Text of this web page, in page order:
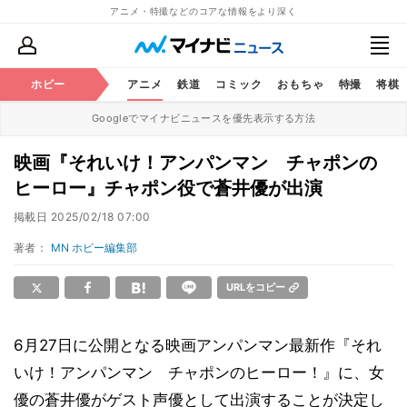
アニメ・特撮などのコアな情報をより深く
ホビー アニメ 鉄道 コミック おもちゃ 特撮 将棋
Googleでマイナビニュースを優先表示する方法
映画『それいけ！アンパンマン チャポンの
ヒーロー』チャポン役で蒼井優が出演
掲載日 2025/02/18 07:00
著者： MN ホビー編集部
URLをコピー
6月27日に公開となる映画アンパンマン最新作『それ
いけ！アンパンマン チャポンのヒーロー！』に、女
優の蒼井優がゲスト声優として出演することが決定し